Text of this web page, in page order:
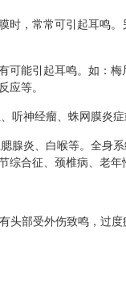
时，常常可引起耳鸣
可能引起耳鸣。如：
应等。
听神经瘤、蛛网膜炎
腺炎、白喉等。全身
综合征、颈椎病、老年
头部受外伤致鸣，过度